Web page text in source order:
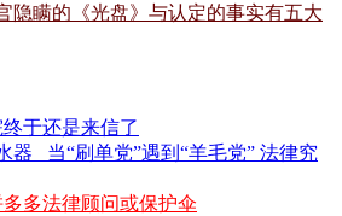
隐瞒的《光盘》与认定的事实有五大
于还是来信了
器 _当“刷单党”遇到“羊毛党” 法律究
多法律顾问或保护伞